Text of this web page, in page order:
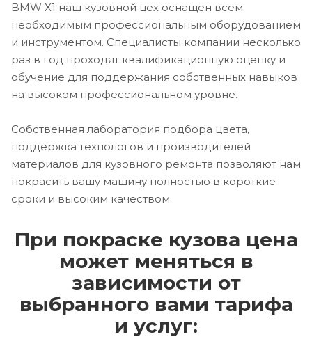
BMW X1 наш кузовной цех оснащен всем
необходимым профессиональным оборудованием
и инструментом. Специалисты компании несколько
раз в год проходят квалификационную оценку и
обучение для поддержания собственных навыков
на высоком профессиональном уровне.
Собственная лаборатория подбора цвета,
поддержка технологов и производителей
материалов для кузовного ремонта позволяют нам
покрасить вашу машину полностью в короткие
сроки и высоким качеством.
При покраске кузова цена
может меняться в
зависимости от
выбранного вами тарифа
и услуг: